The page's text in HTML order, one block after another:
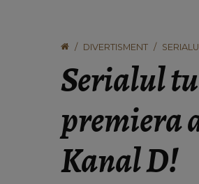
DIVERTISMENT
Serialul
premiera
Kanal D!